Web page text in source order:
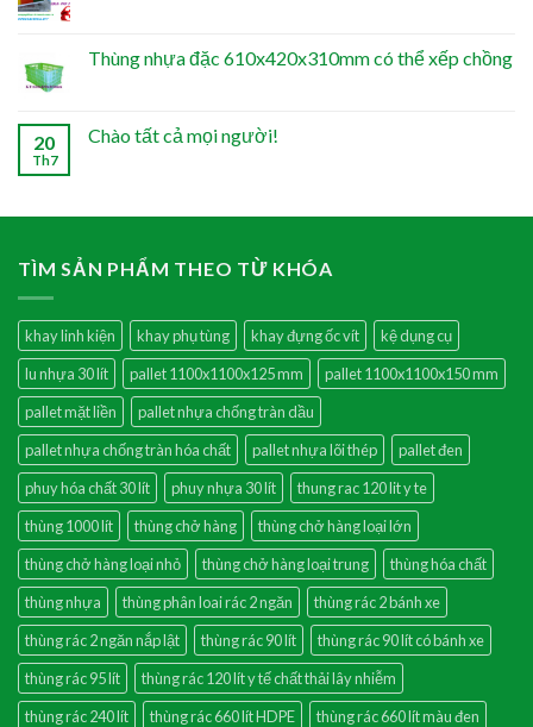
Thùng nhựa đặc 610x420x310mm có thể xếp chồng
20
Th7
Chào tất cả mọi người!
TÌM SẢN PHẨM THEO TỪ KHÓA
khay linh kiện khay phụ tùng khay đựng ốc vít
kệ dụng cụ
lu nhựa 30 lít
pallet 1100x1100x125 mm
pallet 1100x1100x150 mm
pallet mặt liền
pallet nhựa chống tràn dầu
pallet nhựa chống tràn hóa chất
pallet nhựa lõi thép
pallet đen
phuy hóa chất 30 lít
phuy nhựa 30 lít
thung rac 120 lit y te
thùng 1000 lít
thùng chở hàng
thùng chở hàng loại lớn
thùng chở hàng loại nhỏ
thùng chở hàng loại trung
thùng hóa chất
thùng nhựa
thùng phân loai rác 2 ngăn
thùng rác 2 bánh xe
thùng rác 2 ngăn nắp lật
thùng rác 90 lít
thùng rác 90 lít có bánh xe
thùng rác 95 lít
thùng rác 120 lít y tế chất thải lây nhiễm
thùng rác 240 lít
thùng rác 660 lít HDPE
thùng rác 660 lít màu đen